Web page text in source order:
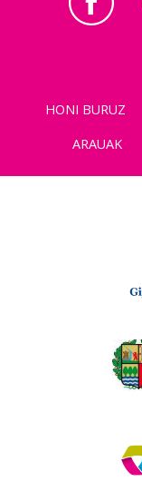
HONI BURUZ
ARAUAK